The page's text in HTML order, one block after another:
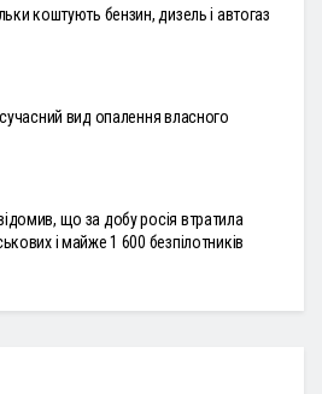
коштують бензин, дизель і автогаз
сучасний вид опалення власного
що за добу росія втратила
і майже 1 600 безпілотників